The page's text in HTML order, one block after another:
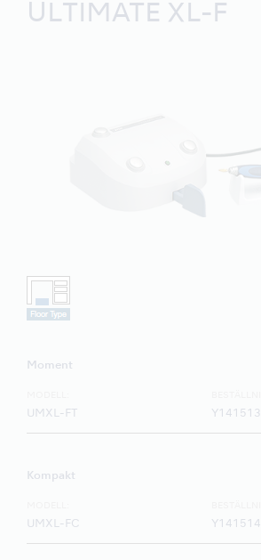
ULTIMATE XL-F
Moment
UMXL-FT Y141513
Kompakt
UMXL-FC Y141514